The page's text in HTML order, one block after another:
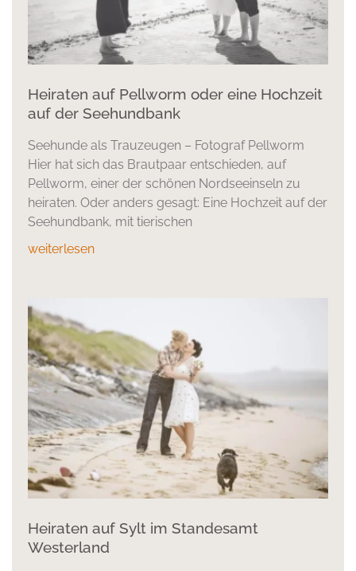
Heiraten auf Pellworm oder eine Hochzeit
auf der Seehundbank
Seehunde als Trauzeugen – Fotograf Pellworm
Hier hat sich das Brautpaar entschieden, auf
Pellworm, einer der schönen Nordseeinseln zu
heiraten. Oder anders gesagt: Eine Hochzeit auf der
Seehundbank, mit tierischen
weiterlesen
Heiraten auf Sylt im Standesamt
Westerland